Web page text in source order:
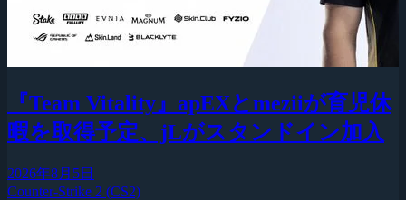
『Team Vitality』apEXとmeziiが育児休
暇を取得予定、jLがスタンドイン加入
2026年8月5日
Counter-Strike 2 (CS2)